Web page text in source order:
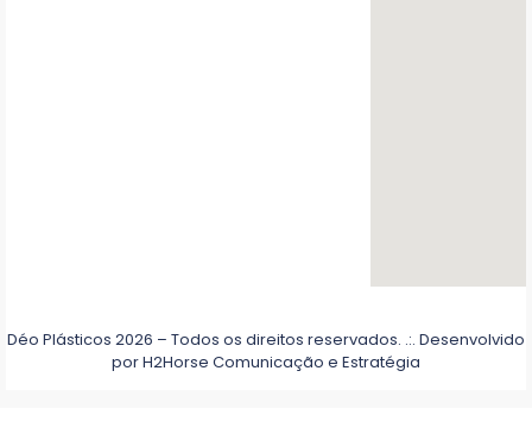
Déo Plásticos 2026 – Todos os direitos reservados. .:. Desenvolvido
porH2Horse Comunicação e Estratégia